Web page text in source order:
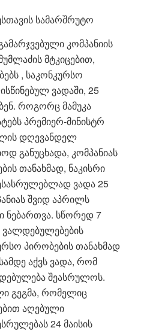
სამარშრუტო
კომპანიის
მტკიცებით,
, საკონკურსო
ვადაში, 25
როგორც მამუკა
პრემიერ-მინისტრ
დღევანდელ
განუცხადა, კომპანიას
თანახმად, ნაკისრი
ვადა 25
შვიდ აპრილს
ნებართვა. სწორედ 7
პირობების თანახმად
აქვს ვადა, რომ
შეასრულოს.
გეგმა, რომელიც
აღებული
24 მაისის